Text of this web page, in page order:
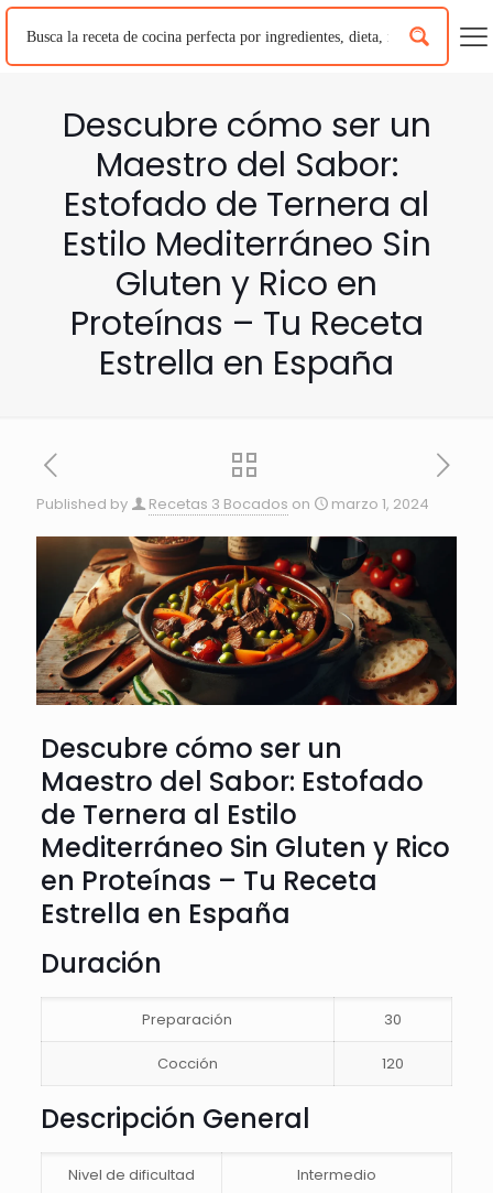
Descubre cómo ser un
Maestro del Sabor:
Estofado de Ternera al
Estilo Mediterráneo Sin
Gluten y Rico en
Proteínas – Tu Receta
Estrella en España
Published by Recetas 3 Bocados on marzo 1, 2024
Descubre cómo ser un
Maestro del Sabor: Estofado
de Ternera al Estilo
Mediterráneo Sin Gluten y Rico
en Proteínas – Tu Receta
Estrella en España
Duración
Preparación 30
Cocción 120
Descripción General
Nivel de dificultad Intermedio